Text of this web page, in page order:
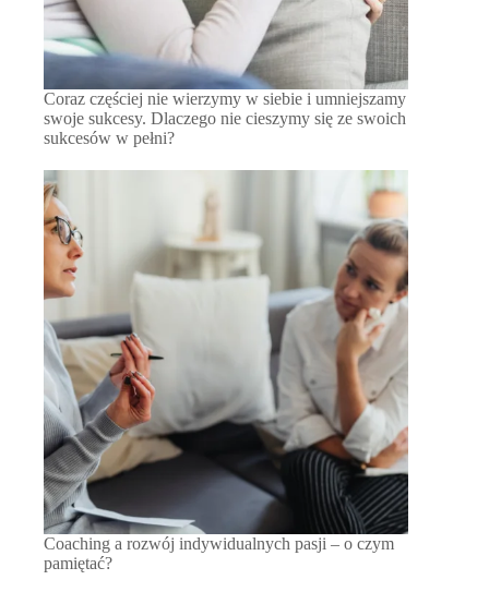
Coraz częściej nie wierzymy w siebie i umniejszamy
swoje sukcesy. Dlaczego nie cieszymy się ze swoich
sukcesów w pełni?
Coaching a rozwój indywidualnych pasji – o czym
pamiętać?